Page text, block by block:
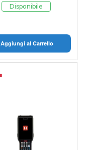
Disponibile
Aggiungi al Carrello